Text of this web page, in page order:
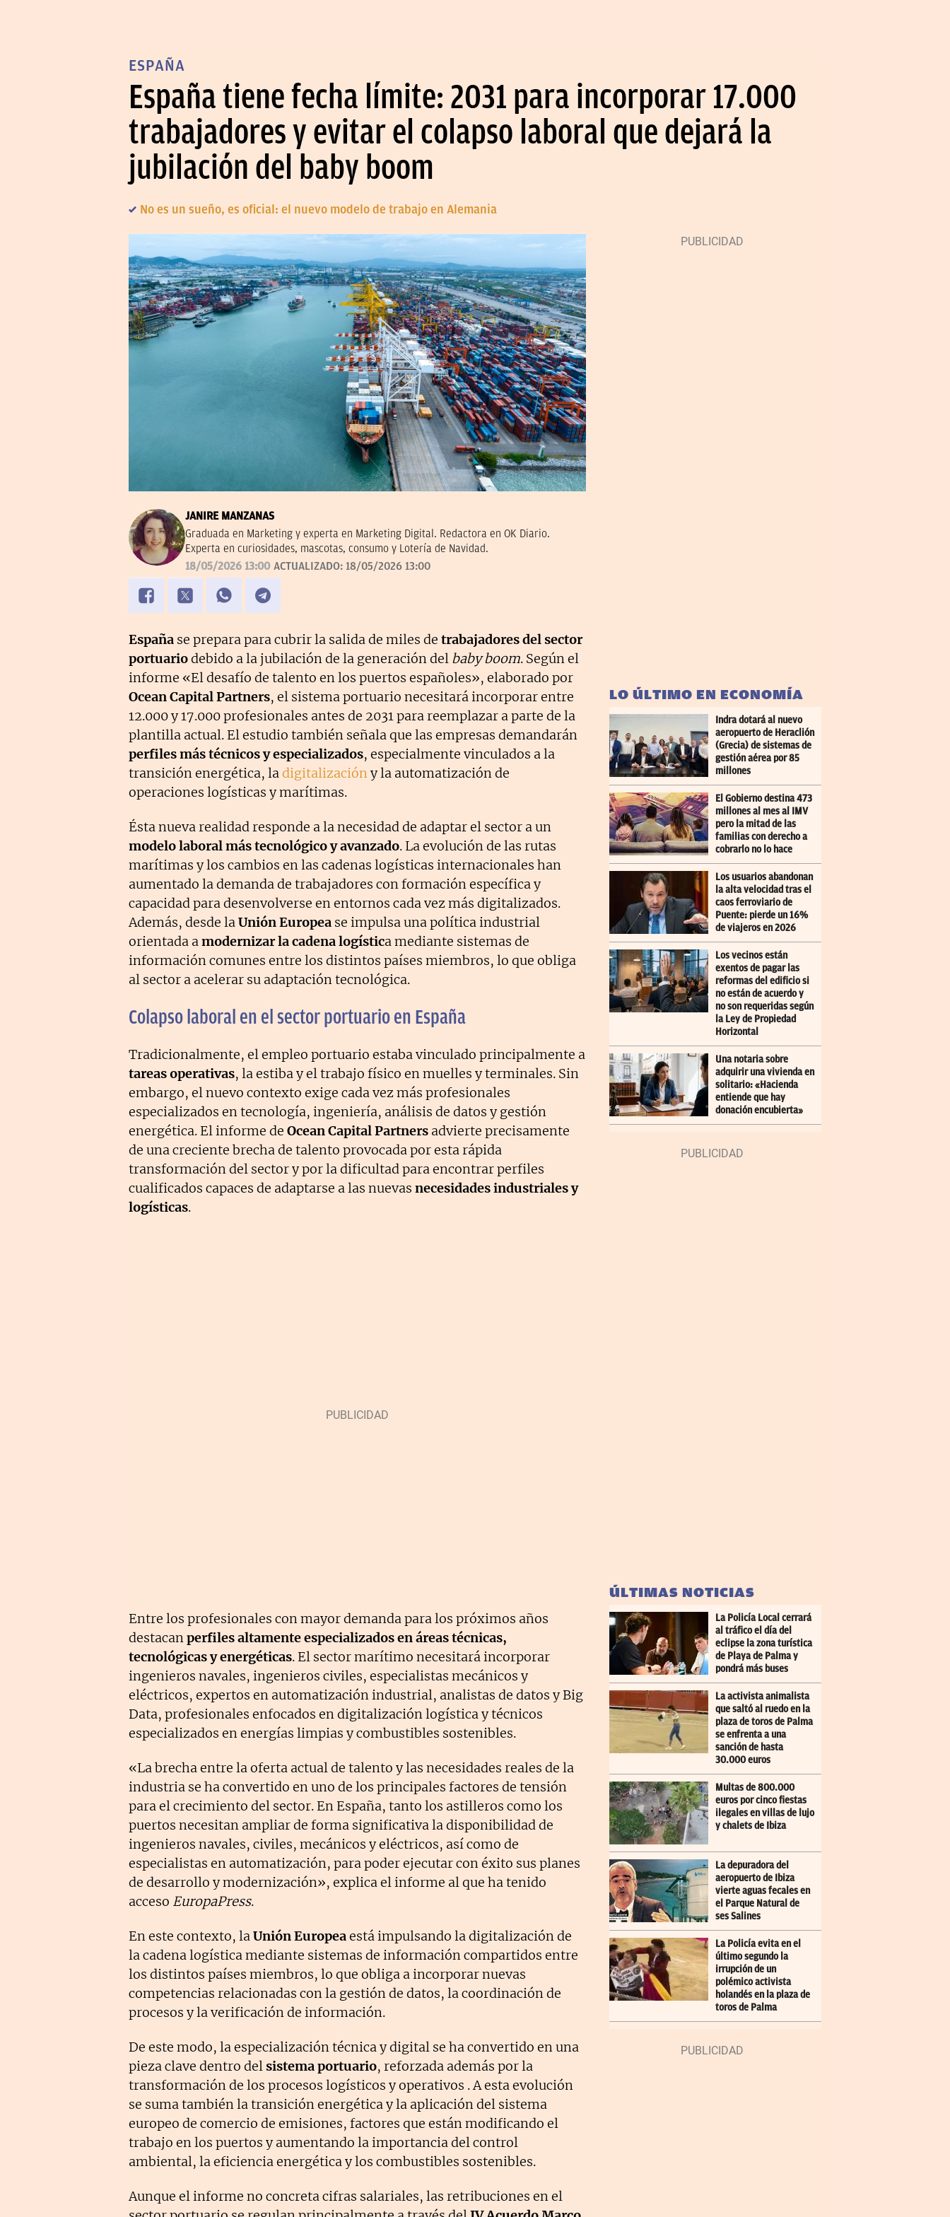
ESPAÑA
España tiene fecha límite: 2031 para incorporar 17.000
trabajadores y evitar el colapso laboral que dejará la
jubilación del baby boom
No es un sueño, es oficial: el nuevo modelo de trabajo en Alemania
JANIRE MANZANAS
Graduada en Marketing y experta en Marketing Digital. Redactora en OK Diario.
Experta en curiosidades, mascotas, consumo y Lotería de Navidad.
18/05/2026 13:00 ACTUALIZADO: 18/05/2026 13:00
España se prepara para cubrir la salida de miles de trabajadores del sector
portuariodebido a la jubilación de la generación del baby boom. Según el
informe «El desafío de talento en los puertos españoles», elaborado por
Ocean Capital Partners, el sistema portuario necesitará incorporar entre
12.000 y 17.000 profesionales antes de 2031 para reemplazar a parte de la
plantilla actual. El estudio también señala que las empresas demandarán
perfiles más técnicos y especializados, especialmente vinculados a la
transición energética, ladigitalizacióny la automatización de
operaciones logísticas y marítimas.
Ésta nueva realidad responde a la necesidad de adaptar el sector a un
modelo laboral más tecnológico y avanzado. La evolución de las rutas
marítimas y los cambios en las cadenas logísticas internacionales han
aumentado la demanda de trabajadores con formación específica y
capacidad para desenvolverse en entornos cada vez más digitalizados.
Además, desde laUnión Europea se impulsa una política industrial
orientada amodernizar la cadena logística mediante sistemas de
información comunes entre los distintos países miembros, lo que obliga
al sector a acelerar su adaptación tecnológica.
Colapso laboral en el sector portuario en España
Tradicionalmente, el empleo portuario estaba vinculado principalmente a
tareas operativas, la estiba y el trabajo físico en muelles y terminales. Sin
embargo, el nuevo contexto exige cada vez más profesionales
especializados en tecnología, ingeniería, análisis de datos y gestión
energética. El informe de Ocean Capital Partners advierte precisamente
de una creciente brecha de talento provocada por esta rápida
transformación del sector y por la dificultad para encontrar perfiles
cualificados capaces de adaptarse a las nuevas necesidades industriales y
logísticas.
Entre los profesionales con mayor demanda para los próximos años
destacanperfiles altamente especializados en áreas técnicas,
tecnológicas y energéticas. El sector marítimo necesitará incorporar
ingenieros navales, ingenieros civiles, especialistas mecánicos y
eléctricos, expertos en automatización industrial, analistas de datos y Big
Data, profesionales enfocados en digitalización logística y técnicos
especializados en energías limpias y combustibles sostenibles.
«La brecha entre la oferta actual de talento y las necesidades reales de la
industria se ha convertido en uno de los principales factores de tensión
para el crecimiento del sector. En España, tanto los astilleros como los
puertos necesitan ampliar de forma significativa la disponibilidad de
ingenieros navales, civiles, mecánicos y eléctricos, así como de
especialistas en automatización, para poder ejecutar con éxito sus planes
de desarrollo y modernización», explica el informe al que ha tenido
acceso EuropaPress.
En este contexto, laUnión Europeaestá impulsando la digitalización de
la cadena logística mediante sistemas de información compartidos entre
los distintos países miembros, lo que obliga a incorporar nuevas
competencias relacionadas con la gestión de datos, la coordinación de
procesos y la verificación de información.
De este modo, la especialización técnica y digital se ha convertido en una
pieza clave dentro delsistema portuario, reforzada además por la
transformación de los procesos logísticos y operativos . A esta evolución
se suma también la transición energética y la aplicación del sistema
europeo de comercio de emisiones, factores que están modificando el
trabajo en los puertos y aumentando la importancia del control
ambiental, la eficiencia energética y los combustibles sostenibles.
Aunque el informe no concreta cifras salariales, las retribuciones en el
LO ÚLTIMO EN ECONOMÍA
Indra dotará al nuevo
aeropuerto de Heraclión
(Grecia) de sistemas de
gestión aérea por 85
millones
El Gobierno destina 473
millones al mes al IMV
pero la mitad de las
familias con derecho a
cobrarlo no lo hace
Los usuarios abandonan
la alta velocidad tras el
caos ferroviario de
Puente: pierde un 16%
de viajeros en 2026
Los vecinos están
exentos de pagar las
reformas del edificio si
no están de acuerdo y
no son requeridas según
la Ley de Propiedad
Horizontal
Una notaria sobre
adquirir una vivienda en
solitario: «Hacienda
entiende que hay
donación encubierta»
ÚLTIMAS NOTICIAS
La Policía Local cerrará
al tráfico el día del
eclipse la zona turística
de Playa de Palma y
pondrá más buses
La activista animalista
que saltó al ruedo en la
plaza de toros de Palma
se enfrenta a una
sanción de hasta
30.000 euros
Multas de 800.000
euros por cinco fiestas
ilegales en villas de lujo
y chalets de Ibiza
La depuradora del
aeropuerto de Ibiza
vierte aguas fecales en
el Parque Natural de
ses Salines
La Policía evita en el
último segundo la
irrupción de un
polémico activista
holandés en la plaza de
toros de Palma